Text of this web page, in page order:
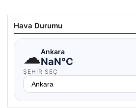
Hava Durumu
☁Ankara
NaN°C
ŞEHIR SEÇ